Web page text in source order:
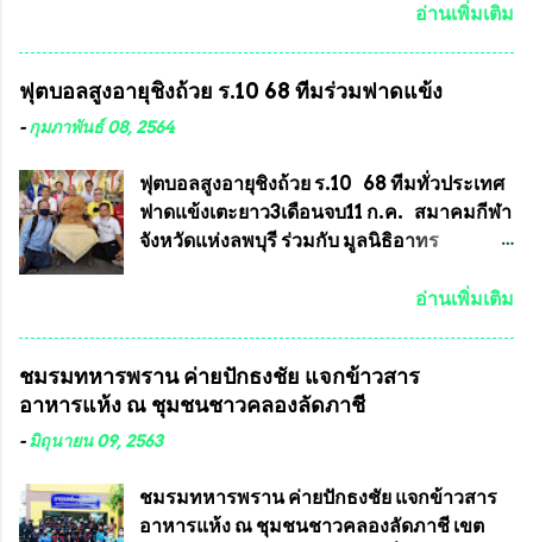
เดียวกับพระเครื่องหลวงพ่อคูณ ซึ่งท่านนายก
คุณสมบัติชัดเจนดังนี้ 1.)พระทุกองค์จะต้อง
ตอกโค๊ตและรันหมายเลข (พร้อมทั้งมีการทำ
ประกาศจำนวนการจัดสร้างให้ชัดเจน ว่าสร้าง
จำนวนเท่าไหร่ (เพื่อป้องกันการปั๊มเสริมใน
ภายหลัง) 3.)มีวัตถุประสงค์ที...
สมาชิกสภาเทศบาลทั่วประเทศเมื่อวันที่ 28
ทำความผิดกฎหมายการเลือกตั้ง นายณัฏฐ์ ธีร
ณัฐสุภานนท์ เปิดเผยว่า “ยกตัวอย่างในเขต
การเลือกตั้งต้องแสวงหาข้อเท็จจริงและดำเนิน
การจัดให้มีการเลือกตั้งใหม่ เพราะมีการร้อง
เรียนการกระทำความผิดกฎหมายการเลือกตั้ง
เลขาธิการคณะกรรมการการเลือกตั้ง เพื่อให้
การเลือกตั้งจะดำเนินการจัดให้มีการเลือกตั้ง
ใหม่อีกครั้ง ประธานมูลนิธิธรรมาภิบาลและ
ต่อต้านทุจริต กล่าวต่ออีกว่า “นครเชียงใหม่
ต้องส่งเสริมให้ผู้นำในระดับต่างๆมีหลักธร
รมาภิบาลในการบริหารราชการแผ่นดิน คณะ
อ่านเพิ่มเติม
ฟุตบอลสูงอายุชิงถ้วย ร.10 68 ทีมร่วมฟาดแข้ง
-กุมภาพันธ์ 08, 2564
ฟุตบอลสูงอายุชิงถ้วย ร.10 68 ทีมทั่วประเทศ
ฟาดแข้งเตะยาว3เดือนจบ11 ก.ค. สมาคมกีฬา
จังหวัดแห่งลพบุรี ร่วมกับ มูลนิธิอาทร
แข่งขันฟุตบอลสูงอายุชิงแชมป์ประเทศไทย ชิง
อดีตนักเตะทีมชาติอนุญาตให้ลงแข่งขันได้ ทีม
แชมป์ได้รับ 150,000 บาท พร้อมได้สิทธิ์ไป
ทัวร์ต่างประเทศอีกด้วย ที่ห้องประชุม โรงทาน
ลพบุรี ท่านเจ้าคุณ พระราชวิสุทธิ ประชานาถ
(หลวงพ่อ อลงกต ) ในฐานะประธานมูลนิธิ
อ่านเพิ่มเติม
ชมรมทหารพราน ค่ายปักธงชัย แจกข้าวสาร
อาหารแห้ง ณ​ ชุมชนชาวคลองลัดภาชี
-มิถุนายน 09, 2563
ชมรมทหารพราน ค่ายปักธงชัย แจกข้าวสาร
อาหารแห้ง ณ​ ชุมชนชาวคลองลัดภาชี เขต